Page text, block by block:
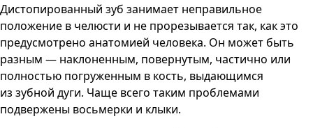
Дистопированный зуб занимает неправильное
положение в челюсти и не прорезывается так, как это
предусмотрено анатомией человека. Он может быть
разным — наклоненным, повернутым, частично или
полностью погруженным в кость, выдающимся
из зубной дуги. Чаще всего таким проблемами
подвержены восьмерки и клыки.